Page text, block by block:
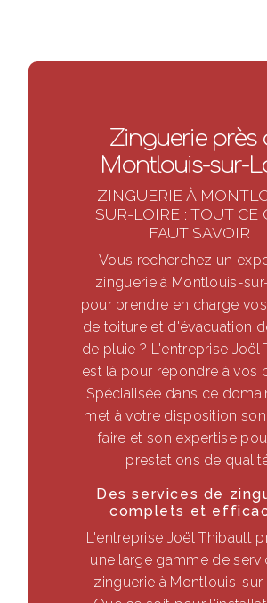
Zinguerie près
Montlouis-sur-
ZINGUERIE À
SUR-LOIRE : TOUT CE
FAUT SAVOIR
Vous recherchez un
zinguerie à Montlouis-
pour prendre en charge
de toiture et d'évacuation
de pluie ? L'entreprise Joël
est là pour répondre à vos
Spécialisée dans ce
met à votre disposition
faire et son expertise
prestations de
Des services de
complets et
L'entreprise Joël Thibault
une large gamme de
zinguerie à Montlouis-